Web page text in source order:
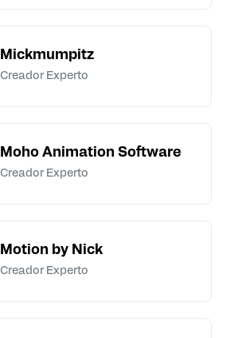
Mickmumpitz
Creador Experto
Moho Animation Software
Creador Experto
Motion by Nick
Creador Experto